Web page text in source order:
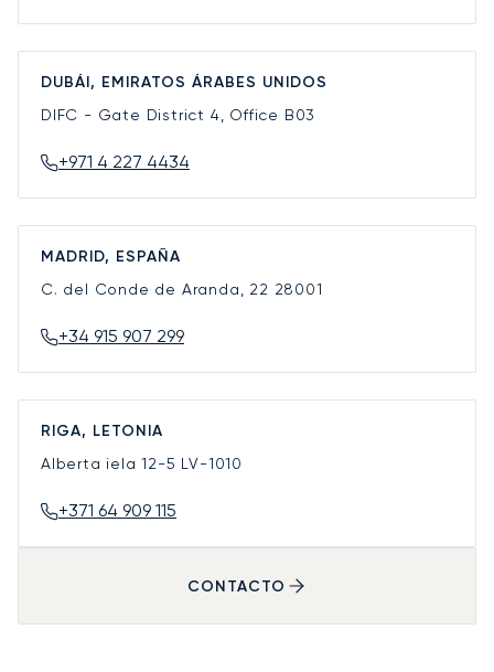
DUBÁI, EMIRATOS ÁRABES UNIDOS
DIFC - Gate District 4, Office B03
+971 4 227 4434
MADRID, ESPAÑA
C. del Conde de Aranda, 22 28001
+34 915 907 299
RIGA, LETONIA
Alberta iela 12-5 LV-1010
+371 64 909 115
CONTACTO